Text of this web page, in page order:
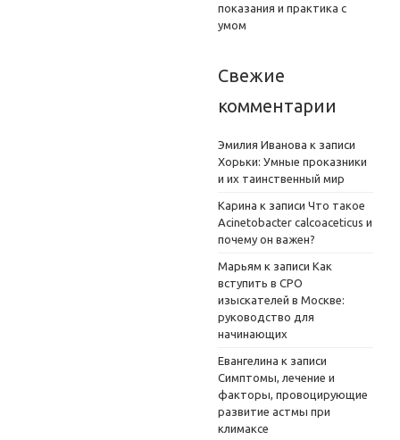
показания и практика с
умом
Свежие
комментарии
Эмилия Иванова к записи
Хорьки: Умные проказники
и их таинственный мир
Карина к записи Что такое
Acinetobacter calcoaceticus и
почему он важен?
Марьям к записи Как
вступить в СРО
изыскателей в Москве:
руководство для
начинающих
Евангелина к записи
Симптомы, лечение и
факторы, провоцирующие
развитие астмы при
климаксе